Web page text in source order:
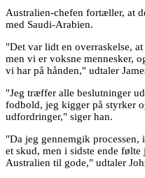
Australien-chefen fortæller, at
med Saudi-Arabien.
"Det var lidt en overraskelse,
men vi er voksne mennesker,
vi har på hånden," udtaler
"Jeg træffer alle beslutninger
fodbold, jeg kigger på styrker
udfordringer," siger han.
"Da jeg gennemgik
et skud, men i sidste ende
Australien til gode," udtaler